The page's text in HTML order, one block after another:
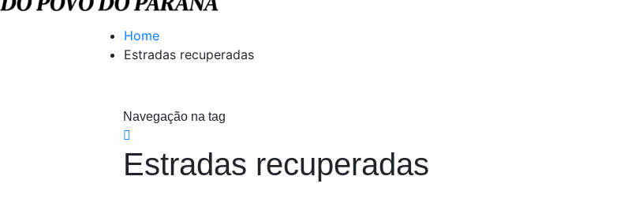
Home
Estradas recuperadas
Navegação na tag
Estradas recuperadas